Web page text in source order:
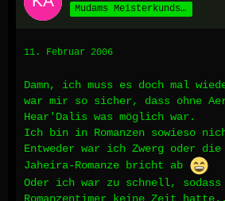
Mudams Meisterkundschafter
11. Februar 2006
Damn, ich muss es doch mal
war mir so sicher, dass ohne
Hear'Dalis was möglich war.
Ich bin in Romanzen sowieso
Entweder war ich Zwerg oder die
Jaheira-Romanze bricht ab
Oder ich war zu schnell, sodass